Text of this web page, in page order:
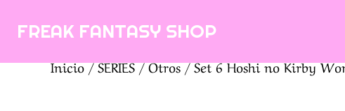
contenido
FREAK FANTASY SHOP
Inicio/SERIES/Otros/ Set 6 Hoshi no Kirby